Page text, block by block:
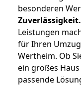
besonderen
Zuverlässigkeit.
Leistungen
für Ihren
Wertheim. Ob
ein großes
passende